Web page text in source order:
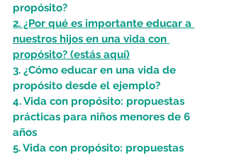
propósito?
2. ¿Por qué es importante educar a
nuestros hijos en una vida con
propósito? (estás aquí)
3. ¿Cómo educar en una vida de
propósito desde el ejemplo?
4. Vida con propósito: propuestas
prácticas para niños menores de 6
años
5. Vida con propósito: propuestas